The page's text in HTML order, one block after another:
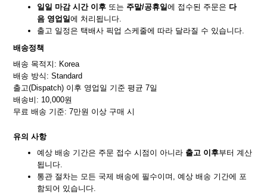
일일 마감 시간 이후또는 주말/공휴일 에 접수된 주문은 다
음 영업일 에 처리됩니다.
출고 일정은 택배사 픽업 스케줄에 따라 달라질 수 있습니다.
배송정책
배송 목적지: Korea
배송 방식: Standard
출고(Dispatch) 이후 영업일 기준 평균 7일
배송비: 10,000원
무료 배송 기준: 7만원 이상 구매 시
유의 사항
예상 배송 기간은 주문 접수 시점이 아니라 출고 이후부터 계산
됩니다.
통관 절차는 모든 국제 배송에 필수이며, 예상 배송 기간에 포
함되어 있습니다.